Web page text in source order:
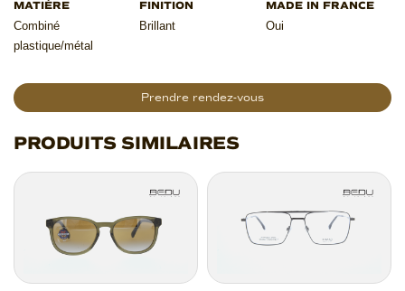
Combiné
plastique/métal
Brillant Oui
Prendre rendez-vous
PRODUITS SIMILAIRES